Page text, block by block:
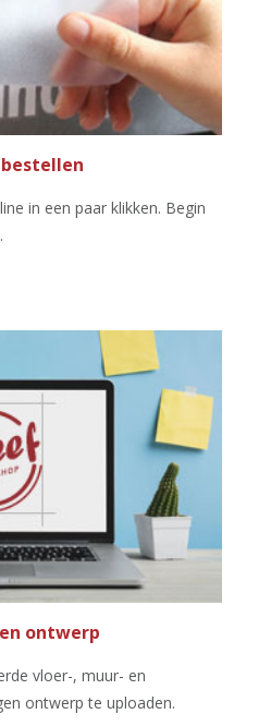
in een paar klikken. Begin
ontwerp
vloer-, muur- en
ontwerp te uploaden.